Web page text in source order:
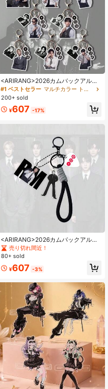
<ARIRANG>2026カムバックアルバ
ムBT/S (SWIM/ Body To Body/ 2.0)
パーソナライズカラーキーチェーン
とペンダント付き、衣類、バッグ、
車の鍵に適しています - クリエイテ
ィブでかわいいパーティーデコレー
ション、クリスマス、バレンタイン
#1 ベストセラー
マルチカラー トレーディングカードとアクセサリー
200+ sold
¥607 -17%
<ARIRANG>2026カムバックアルバ
ム BT/S (SWIM/ Body To Body/ 2.0)
パーソナライズカラーキーチェー
グ、車のキーに適しています - クリ
飾、クリスマスギフト、バレンタイ
ンデー、誕生日のお祝いに最適
売り切れ間近！
80+ sold
¥607 -3%